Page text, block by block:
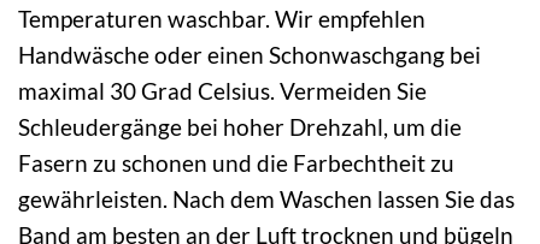
Temperaturen waschbar. Wir empfehlen
Handwäsche oder einen Schonwaschgang bei
maximal 30 Grad Celsius. Vermeiden Sie
Schleudergänge bei hoher Drehzahl, um die
Fasern zu schonen und die Farbechtheit zu
gewährleisten. Nach dem Waschen lassen Sie das
Band am besten an der Luft trocknen und bügeln